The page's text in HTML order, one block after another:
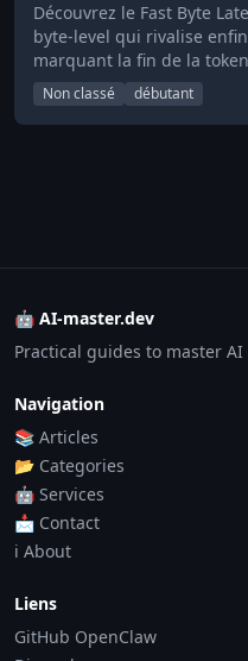
Découvrez le Fast Byte
byte-level qui rivalise
marquant la fin de la
Non classé débutant
🤖 AI-master.dev
Practical guides to master
Navigation
📚 Articles
📂 Categories
🤖 Services
📩 Contact
ℹ️ About
Liens
GitHub OpenClaw